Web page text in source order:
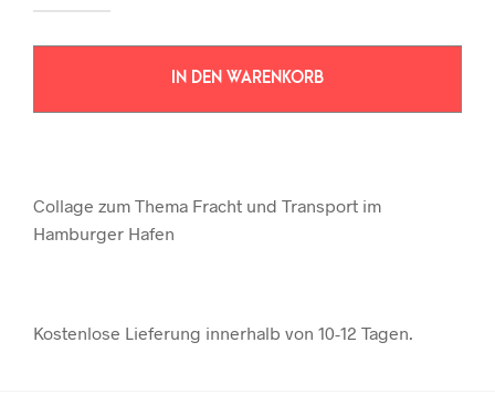
IN DEN WARENKORB
Collage zum Thema Fracht und Transport im
Hamburger Hafen
Kostenlose Lieferung innerhalb von 10-12 Tagen.